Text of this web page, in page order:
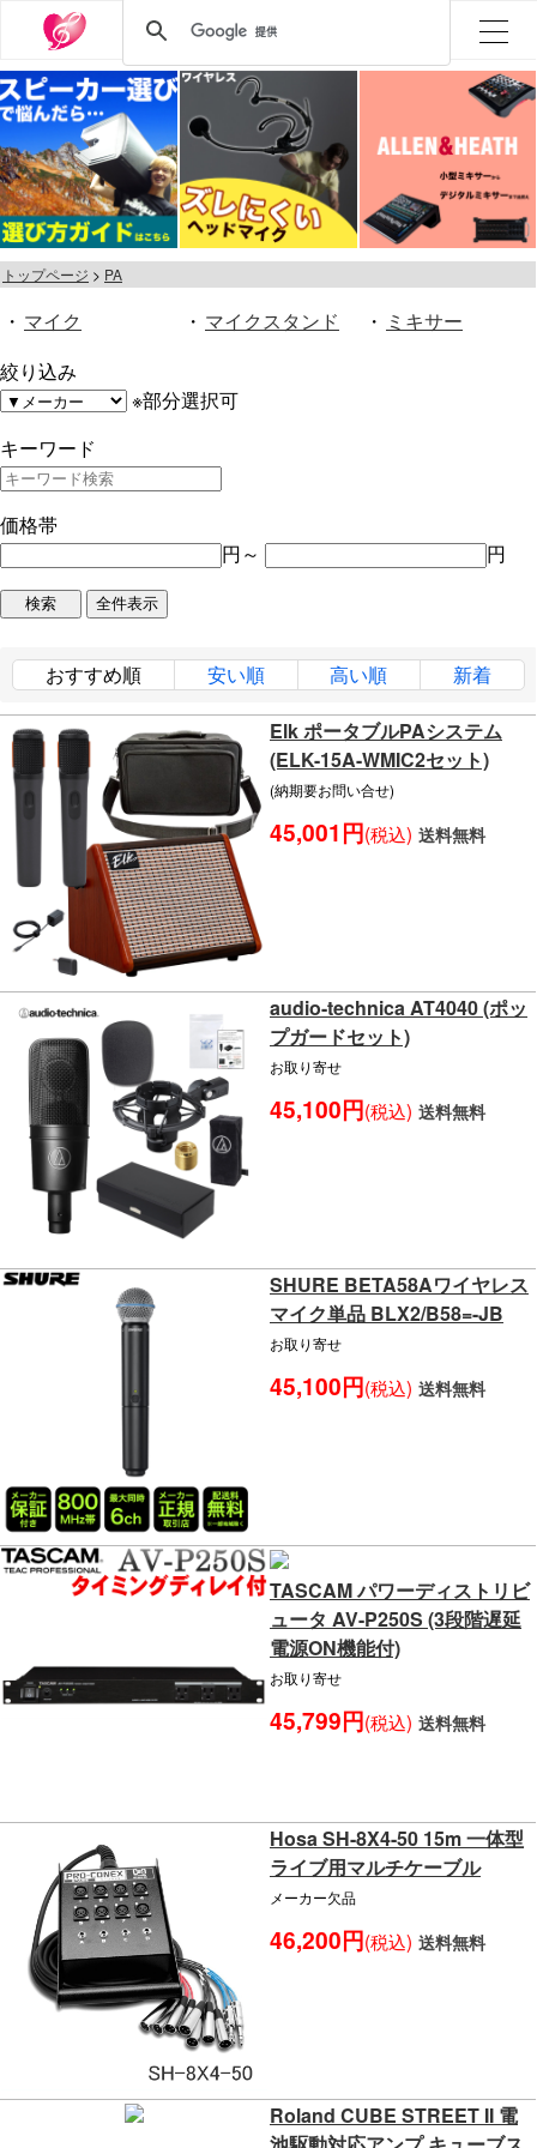
トップページ PA
・ マイク ・ マイクスタンド ・ ミキサー
絞り込み
※部分選択可
キーワード
価格帯
円～
円
おすすめ順 安い順 高い順 新着
Elk ポータブルPAシステム
(ELK-15A-WMIC2セット)
(納期要お問い合せ)
45,001円(税込) 送料無料
audio-technica AT4040 (ポッ
プガードセット)
お取り寄せ
45,100円(税込) 送料無料
SHURE BETA58Aワイヤレス
マイク単品 BLX2/B58=-JB
お取り寄せ
45,100円(税込) 送料無料
TASCAM パワーディストリビ
ュータ AV-P250S (3段階遅延
電源ON機能付)
お取り寄せ
45,799円(税込) 送料無料
Hosa SH-8X4-50 15m 一体型
ライブ用マルチケーブル
メーカー欠品
46,200円(税込) 送料無料
Roland CUBE STREET II 電